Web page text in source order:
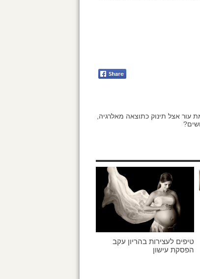
עור אצל תינוק כתוצאה מאלרגיה,
טיפים לעצירות בהריון עקב
הפסקת עישון